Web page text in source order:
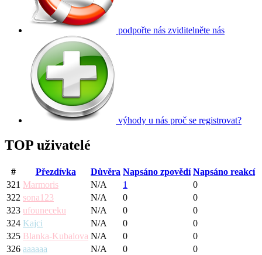
podpořte nás zviditelněte nás
výhody u nás proč se registrovat?
TOP uživatelé
# Přezdívka Důvěra Napsáno zpovědí Napsáno reakcí
321 Marmoris N/A 1
0
322 sona123 N/A 0
0
323 ufouneceku N/A 0
0
324 Kajci N/A 0
0
325 Blanka-Kubalova N/A 0
0
326 aaaaaa N/A 0
0